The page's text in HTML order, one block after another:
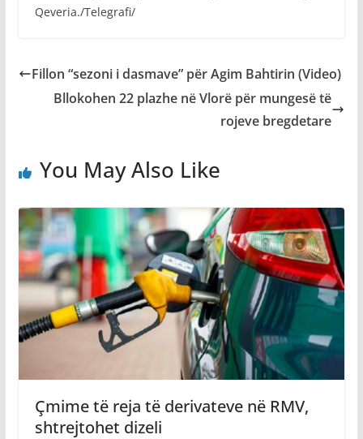
Qeveria./Telegrafi/
Fillon “sezoni i dasmave” për Agim Bahtirin (Video)
Bllokohen 22 plazhe në Vlorë për mungesë të
rojeve bregdetare
You May Also Like
Çmime të reja të derivateve në RMV,
shtrejtohet dizeli